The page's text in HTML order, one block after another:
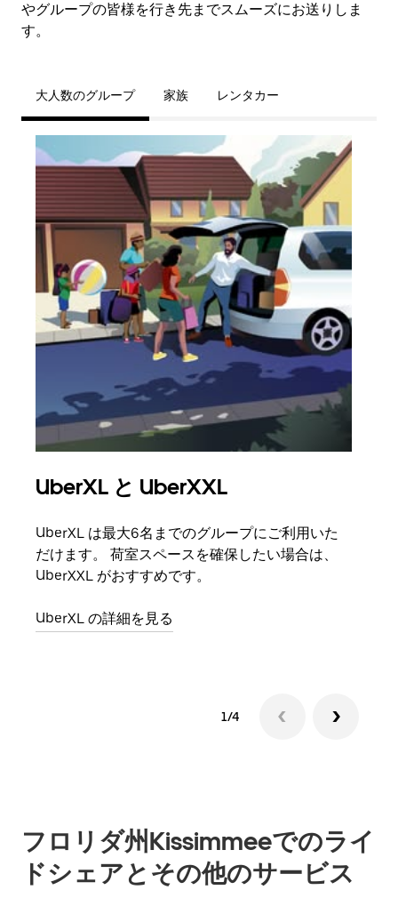
やグループの皆様を行き先までスムーズにお送りしま
す。
大人数のグループ 家族 レンタカー
UberXL と UberXXL
UberXL は最大6名までのグループにご利用いた
だけます。 荷室スペースを確保したい場合は、
UberXXL がおすすめです。
UberXL の詳細を見る
1/4
フロリダ州Kissimmeeでのライ
ドシェアとその他のサービス